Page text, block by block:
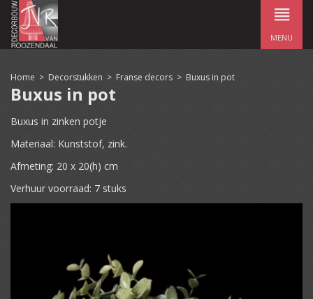
MENU
Home > Decorstukken > Franse decors > Buxus in pot
Buxus in pot
Buxus in zinken potje
Materiaal: Kunststof, zink.
Afmeting: 20 x 20(h) cm
Verhuur voorraad: 7 stuks